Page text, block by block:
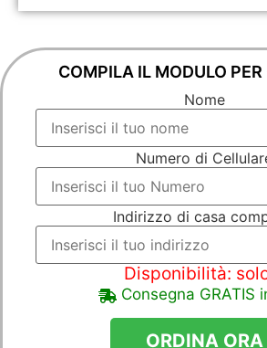
COMPILA IL MODULO PER
Nome
Numero di
Indirizzo di casa
Disponibilità:
Consegna GRATIS